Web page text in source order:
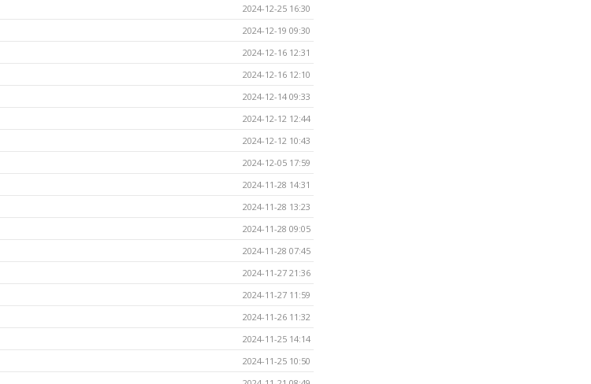
2024-12-25 16:30
2024-12-19 09:30
2024-12-16 12:31
2024-12-16 12:10
2024-12-14 09:33
2024-12-12 12:44
2024-12-12 10:43
2024-12-05 17:59
2024-11-28 14:31
2024-11-28 13:23
2024-11-28 09:05
2024-11-28 07:45
2024-11-27 21:36
2024-11-27 11:59
2024-11-26 11:32
2024-11-25 14:14
2024-11-25 10:50